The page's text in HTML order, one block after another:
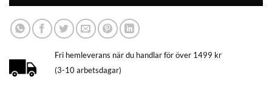
Fri hemleverans när du handlar för över 1499 kr
(3-10 arbetsdagar)